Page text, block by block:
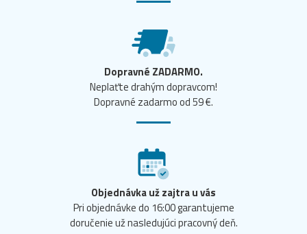
Dopravné ZADARMO.
Neplaťte drahým dopravcom!
Dopravné zadarmo od 59 €.
Objednávka už zajtra u vás
Pri objednávke do 16:00 garantujeme
doručenie už nasledujúci pracovný deň.